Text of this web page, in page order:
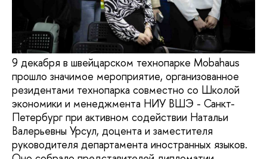
9 декабря в швейцарском технопарке Mobahaus
прошло значимое мероприятие, организованное
резидентами технопарка совместно со Школой
экономики и менеджмента НИУ ВШЭ - Санкт-
Петербург при активном содействии Натальи
Валерьевны Урсул, доцента и заместителя
руководителя департамента иностранных языков.